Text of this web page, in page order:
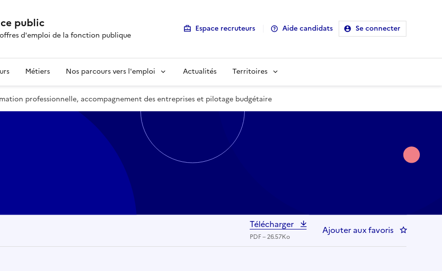
public
d'emploi de la fonction publique
Espace recruteurs Aide candidats Se connecter
Métiers Nos parcours vers l'emploi Actualités Territoires
professionnelle, accompagnement des entreprises et pilotage budgétaire
Télécharger
PDF – 26.57Ko
Ajouter aux favoris :